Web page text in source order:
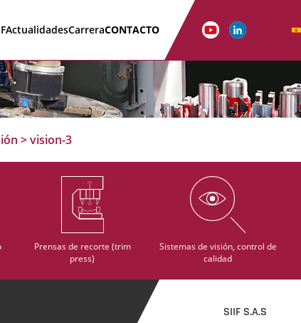
ActualidadesCarreraCONTACTO
>vision-3
Prensas de recorte (trim
press)
Sistemas de visión, control de
calidad
SIIF S.A.S